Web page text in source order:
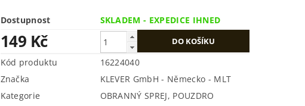
Dostupnost SKLADEM - EXPEDICE IHNED
149 Kč
Kód produktu
16224040
Značka
KLEVER GmbH - Německo - MLT
Kategorie
OBRANNÝ SPREJ, POUZDRO